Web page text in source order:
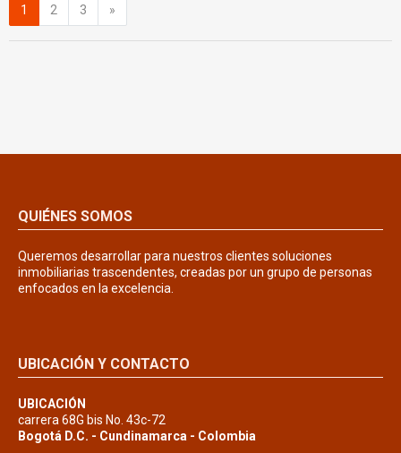
1 2 3 »
QUIÉNES SOMOS
Queremos desarrollar para nuestros clientes soluciones
inmobiliarias trascendentes, creadas por un grupo de personas
enfocados en la excelencia.
UBICACIÓN Y CONTACTO
UBICACIÓN
carrera 68G bis No. 43c-72
Bogotá D.C. - Cundinamarca - Colombia